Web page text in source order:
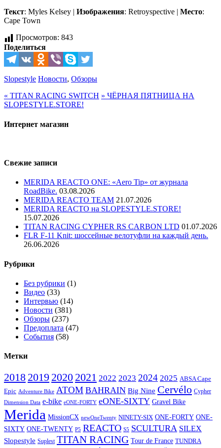
Текст: Myles Kelsey | Изображения: Retroyspective | Место:
Cape Town
Просмотров: 843
Поделиться
Slopestyle Новости, Обзоры
« TITAN RACING SWITCH » ЧЁРНАЯ ПЯТНИЦА НА
SLOPESTYLE.STORE!
Интернет магазин
Свежие записи
MERIDA REACTO ONE: «Aero Tip» от журнала
RoadBike. 03.08.2026
MERIDA REACTO TEAM 21.07.2026
MERIDA REACTO на SLOPESTYLE.STORE!
15.07.2026
TITAN RACING CYPHER RS CARBON LTD 01.07.2026
FLR F-11 Knit: шоссейные велотуфли на каждый день.
26.06.2026
Рубрики
Без рубрики (1)
Видео (33)
Интервью (14)
Новости (381)
Обзоры (237)
Предоплата (47)
События (58)
Метки
2018 2019 2020 2021 2022 2023 2024 2025 ABSA Cape
Epic Adventure Bike ATOM BAHRAIN Big Nine Cervélo Cypher
Dimension Data e-bike eONE-FORTY eONE-SIXTY Gravel Bike
Merida MissionCX newOneTwenty NINETY-SIX ONE-FORTY ONE-
SIXTY ONE-TWENTY P5 REACTO S5 SCULTURA SILEX
Slopestyle Suplest TITAN RACING Tour de France TUNDRA